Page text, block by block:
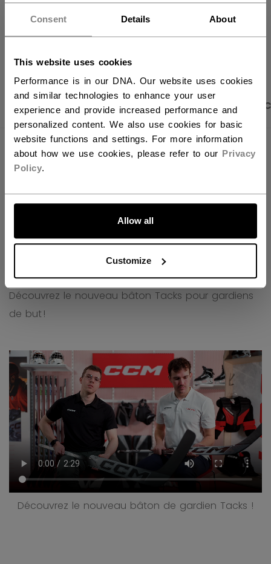
Consent Details About
This website uses cookies
Performance is in our DNA. Our website uses cookies
and similar technologies to enhance your user
experience and provide increased performance and
personalized content. We also use cookies for basic
website functions and settings. For more information
about how we use cookies, please refer to our Privacy
Policy.
Allow all
Customize
produits aux États-Unis ?
ALLONS-Y !
PHOTOS DU PRODUIT DESCRIPTION
Découvrez le nouveau bâton Tacks pour gardiens
de but !
Découvrez le nouveau bâton de gardien Tacks !